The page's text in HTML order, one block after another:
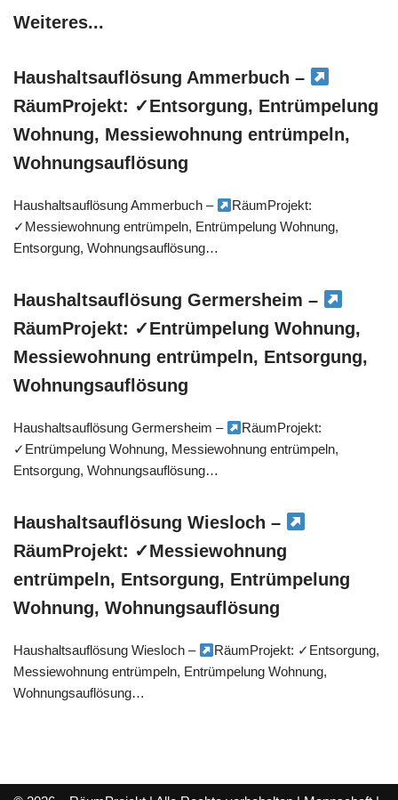
Weiteres...
Haushaltsauflösung Ammerbuch –
RäumProjekt: ✓Entsorgung, Entrümpelung
Wohnung, Messiewohnung entrümpeln,
Wohnungsauflösung
Haushaltsauflösung Ammerbuch –
RäumProjekt:
✓Messiewohnung entrümpeln, Entrümpelung Wohnung,
Entsorgung, Wohnungsauflösung…
Haushaltsauflösung Germersheim –
RäumProjekt: ✓Entrümpelung Wohnung,
Messiewohnung entrümpeln, Entsorgung,
Wohnungsauflösung
Haushaltsauflösung Germersheim –
RäumProjekt:
✓Entrümpelung Wohnung, Messiewohnung entrümpeln,
Entsorgung, Wohnungsauflösung…
Haushaltsauflösung Wiesloch –
RäumProjekt: ✓Messiewohnung
entrümpeln, Entsorgung, Entrümpelung
Wohnung, Wohnungsauflösung
Haushaltsauflösung Wiesloch –
RäumProjekt: ✓Entsorgung,
Messiewohnung entrümpeln, Entrümpelung Wohnung,
Wohnungsauflösung…